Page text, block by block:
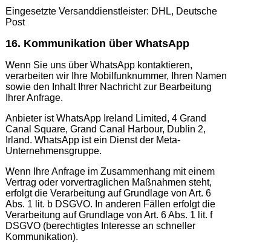
Eingesetzte Versanddienstleister: DHL, Deutsche
Post
16. Kommunikation über WhatsApp
Wenn Sie uns über WhatsApp kontaktieren,
verarbeiten wir Ihre Mobilfunknummer, Ihren Namen
sowie den Inhalt Ihrer Nachricht zur Bearbeitung
Ihrer Anfrage.
Anbieter ist WhatsApp Ireland Limited, 4 Grand
Canal Square, Grand Canal Harbour, Dublin 2,
Irland. WhatsApp ist ein Dienst der Meta-
Unternehmensgruppe.
Wenn Ihre Anfrage im Zusammenhang mit einem
Vertrag oder vorvertraglichen Maßnahmen steht,
erfolgt die Verarbeitung auf Grundlage von Art. 6
Abs. 1 lit. b DSGVO. In anderen Fällen erfolgt die
Verarbeitung auf Grundlage von Art. 6 Abs. 1 lit. f
DSGVO (berechtigtes Interesse an schneller
Kommunikation).